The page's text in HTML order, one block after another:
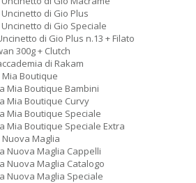
Uncinetto di Gio Plus
Uncinetto di Gio Speciale
di Gio Plus n.13 + Filato
300g + Clutch
di Rakam
Mia Boutique
Mia Boutique Bambini
Mia Boutique Curvy
Mia Boutique Speciale
Mia Boutique Speciale Extra
Nuova Maglia
Nuova Maglia Cappelli
Nuova Maglia Catalogo
Nuova Maglia Speciale